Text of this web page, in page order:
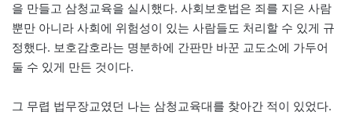
을 만들고 삼청교육을 실시했다. 사회보호법은 죄를 지은 사람
뿐만 아니라 사회에 위험성이 있는 사람들도 처리할 수 있게 규
정했다. 보호감호라는 명분하에 간판만 바꾼 교도소에 가두어
둘 수 있게 만든 것이다.
그 무렵 법무장교였던 나는 삼청교육대를 찾아간 적이 있었다.